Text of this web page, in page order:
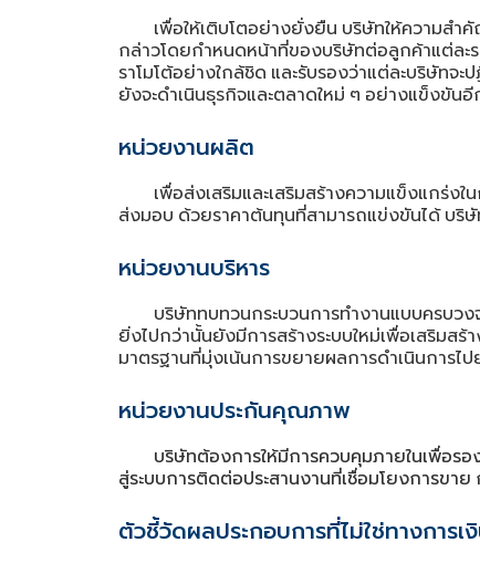
เพื่อให้เติบโตอย่างยั่งยืน บริษัทให้ความสํา
กล่าวโดยกําหนดหน้าที่ของบริษัทต่อลูกค้าแต่ละ
ราโมโต้อย่างใกล้ชิด และรับรองว่าแต่ละบริษัทจ
ยังจะดำเนินธุรกิจและตลาดใหม่ ๆ อย่างแข็งขัน
หน่วยงานผลิต
เพื่อส่งเสริมและเสริมสร้างความแข็งแก
ส่งมอบ ด้วยราคาต้นทุนที่สามารถแข่งขันได้ บริ
หน่วยงานบริหาร
บริษัททบทวนกระบวนการทํางานแบบครบว
ยิ่งไปกว่านั้นยังมีการสร้างระบบใหม่เพื่อเสริมส
มาตรฐานที่มุ่งเน้นการขยายผลการดําเนินการไป
หน่วยงานประกันคุณภาพ
บริษัทต้องการให้มีการควบคุมภายในเพื่อร
สู่ระบบการติดต่อประสานงานที่เชื่อมโยงการขาย
ตัวชี้วัดผลประกอบการที่ไม่ใช่ทางการเ